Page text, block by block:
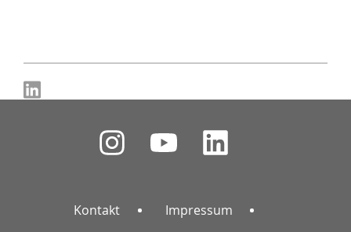
Kontakt Impressum